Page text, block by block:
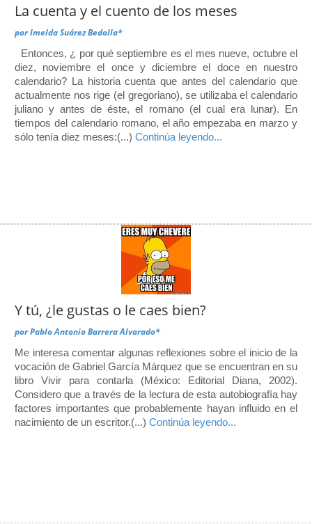
La cuenta y el cuento de los meses
porImelda Suárez Bedolla*
Entonces, ¿ por qué septiembre es el mes nueve, octubre el
diez, noviembre el once y diciembre el doce en nuestro
calendario? La historia cuenta que antes del calendario que
actualmente nos rige (el gregoriano), se utilizaba el calendario
juliano y antes de éste, el romano (el cual era lunar). En
tiempos del calendario romano, el año empezaba en marzo y
sólo tenía diez meses:(...) Continúa leyendo...
Y tú, ¿le gustas o le caes bien?
porPablo Antonio Barrera Alvarado*
Me interesa comentar algunas reflexiones sobre el inicio de la
vocación de Gabriel García Márquez que se encuentran en su
libro Vivir para contarla (México: Editorial Diana, 2002).
Considero que a través de la lectura de esta autobiografía hay
factores importantes que probablemente hayan influido en el
nacimiento de un escritor.(...) Continúa leyendo...